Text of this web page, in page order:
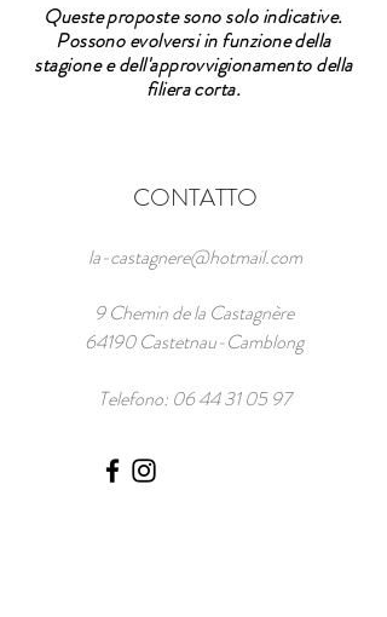
Queste proposte sono solo indicative.
Possono evolversi in funzione della
stagione e dell'approvvigionamento della
filiera corta.
CONTATTO
la-castagnere@hotmail.com
9 Chemin de la Castagnère
64190 Castetnau-Camblong
Telefono: 06 44 31 05 97